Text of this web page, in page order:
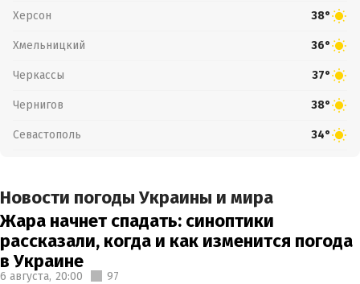
Херсон 38°
Хмельницкий 36°
Черкассы 37°
Чернигов 38°
Севастополь 34°
Новости погоды Украины и мира
Жара начнет спадать: синоптики
рассказали, когда и как изменится погода
в Украине
6 августа, 20:00 97